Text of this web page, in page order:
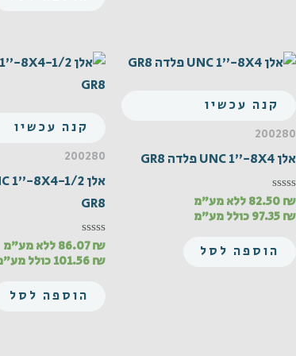
קנה עכשיו
200280
אלן UNC 1"-8X4 פלדה GR8
דורג
0
מתוך
82.50₪
ללא מע"מ
97.35₪
כולל מע"מ
הוספה לסל
קנה עכשיו
200280
GR8
דורג
0
מתוך
86.07₪
ללא מע"מ
101.56₪
כולל
הוספה לסל